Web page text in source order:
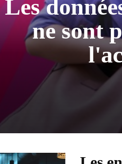
L'impact